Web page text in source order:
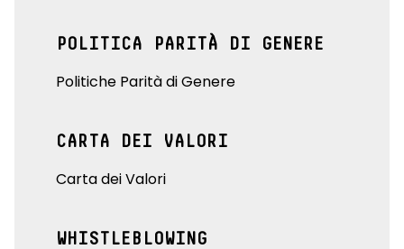
POLITICA PARITÀ DI GENERE
Politiche Parità di Genere
CARTA DEI VALORI
Carta dei Valori
WHISTLEBLOWING